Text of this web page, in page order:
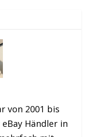
von 2001 bis
Händler in